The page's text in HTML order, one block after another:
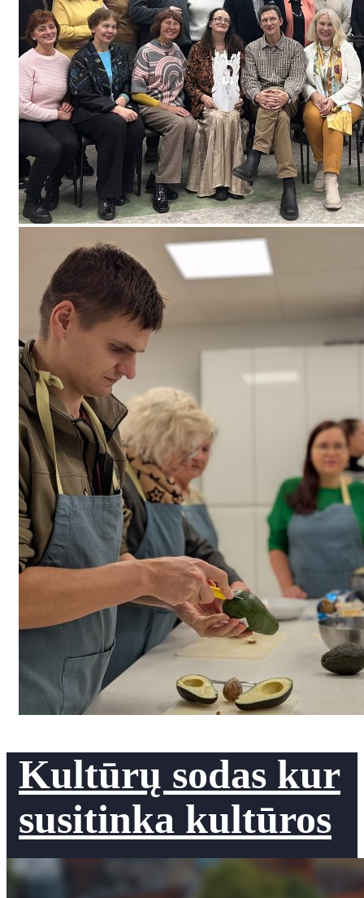
Kultūrų sodas kur
susitinka kultūros